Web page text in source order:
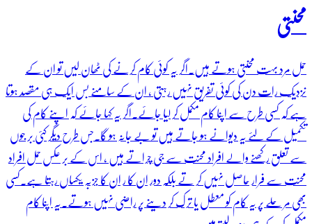
محنتی
حمل مرد بہت محنتی ہوتے ہیں۔اگر یہ کوئی کام کرنے کی ٹھان لیں تو ان کے
نزدیک رات دن کی کوئی تفریق نہیں رہتی ، ان کے سامنے بس ایک ہی مقصد ہوتا
ہے کہ کسی طرح سے اپنا کام مکمل کر لیا جائے۔اگر یہ کہا جائے کہ اپنے کام کی
تکمیل کے لئے یہ دیوانے ہو جاتے ہیں تو بے جانہ ہو گا۔جس طرح دیگر کئی بر جوں
سے تعلق رکھنے والے افراد محنت سے جی چراتے ہیں ، اس کے بر عکس حمل افراد
محنت سے فرار حاصل نہیں کر تے بلکہ دور ان کا ر ان کا جزبہ یکساں رہتا ہے۔کسی
بھی مر حلے پر یہ کام کو معطل یا ترک کر دینے پر راضی نہیں ہوتے۔یہ اپنا کام